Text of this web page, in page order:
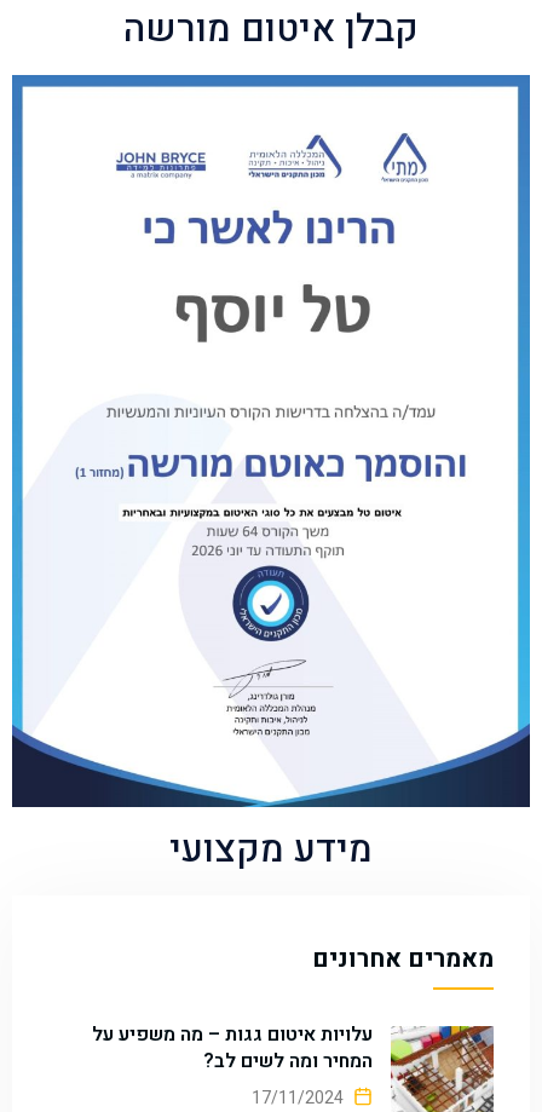
קבלן איטום מורשה
מידע מקצועי
מאמרים אחרונים
עלויות איטום גגות – מה משפיע על
המחיר ומה לשים לב?